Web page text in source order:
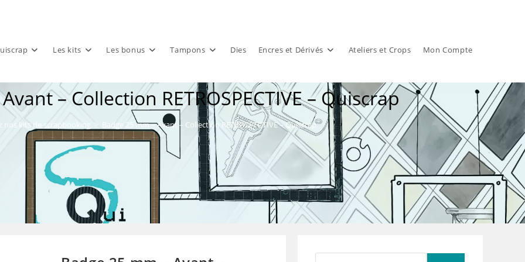
Les kits Les bonus Tampons Dies Encres et Dérivés Ateliers et Crops Mon Compte
– Collection RETROSPECTIVE – Quiscrap
nos kits de scrapbooking > Badge 25 mm – Avant – Collection RETROSPECTIVE – Quiscrap